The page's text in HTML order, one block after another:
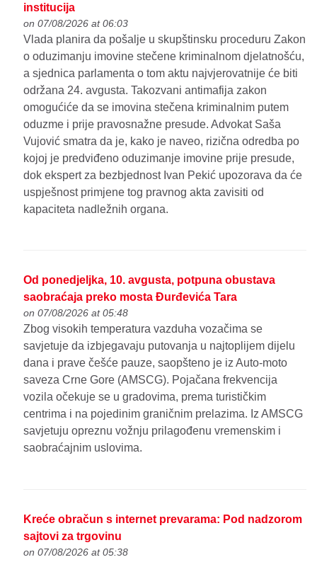
institucija
on 07/08/2026 at 06:03
Vlada planira da pošalje u skupštinsku proceduru Zakon
o oduzimanju imovine stečene kriminalnom djelatnošću,
a sjednica parlamenta o tom aktu najvjerovatnije će biti
održana 24. avgusta. Takozvani antimafija zakon
omogućiće da se imovina stečena kriminalnim putem
oduzme i prije pravosnažne presude. Advokat Saša
Vujović smatra da je, kako je naveo, rizična odredba po
kojoj je predviđeno oduzimanje imovine prije presude,
dok ekspert za bezbjednost Ivan Pekić upozorava da će
uspješnost primjene tog pravnog akta zavisiti od
kapaciteta nadležnih organa.
Od ponedjeljka, 10. avgusta, potpuna obustava
saobraćaja preko mosta Đurđevića Tara
on 07/08/2026 at 05:48
Zbog visokih temperatura vazduha vozačima se
savjetuje da izbjegavaju putovanja u najtoplijem dijelu
dana i prave češće pauze, saopšteno je iz Auto-moto
saveza Crne Gore (AMSCG). Pojačana frekvencija
vozila očekuje se u gradovima, prema turističkim
centrima i na pojedinim graničnim prelazima. Iz AMSCG
savjetuju opreznu vožnju prilagođenu vremenskim i
saobraćajnim uslovima.
Kreće obračun s internet prevarama: Pod nadzorom
sajtovi za trgovinu
on 07/08/2026 at 05:38